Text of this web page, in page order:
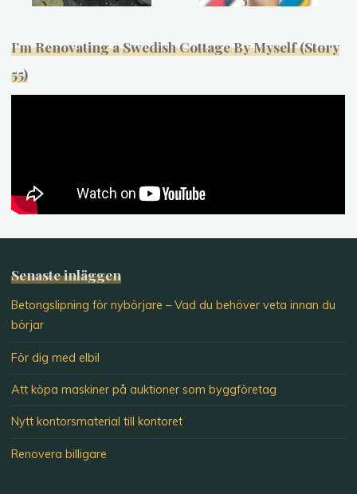
I’m Renovating a Swedish Cottage By Myself (Story
55)
Senaste inläggen
Betongslipning för nybörjare – Vad du behöver veta innan du
börjar
För dig med elbil
Att köpa maskiner på auktioner som byggföretag
Nytt kontorsmaterial till kontoret
Renovera billigare